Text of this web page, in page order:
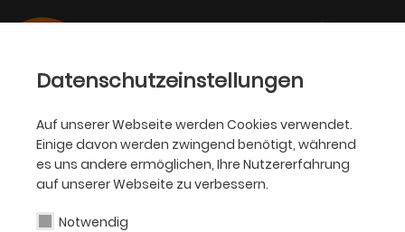
Datenschutzeinstellungen
Auf unserer Webseite werden Cookies verwendet.
Einige davon werden zwingend benötigt, während
es uns andere ermöglichen, Ihre Nutzererfahrung
auf unserer Webseite zu verbessern.
Notwendig
OPER
Subin Park